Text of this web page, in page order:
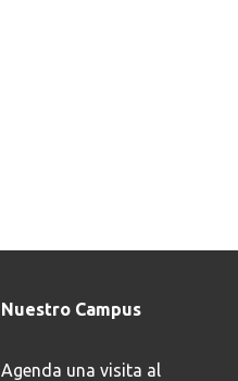
Nuestro Campus
Agenda una visita al